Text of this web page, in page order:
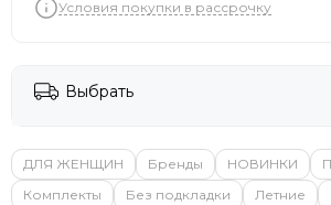
Условия покупки в рассрочку
Выбрать
ДЛЯ ЖЕНЩИН Бренды НОВИНКИ
Комплекты
Без подкладки Летние